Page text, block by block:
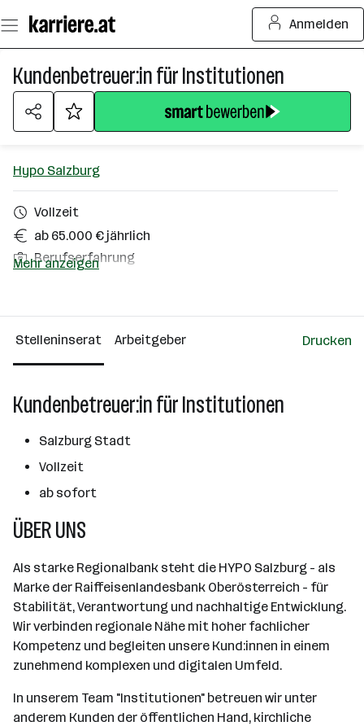
Seiteninhalt
springen
Anmelden
Kundenbetreuer:in für Institutionen
Hypo Salzburg
Vollzeit
ab 65.000 € jährlich
Berufserfahrung
Salzburg
Mehr anzeigen
Stelleninserat Arbeitgeber Drucken
Kundenbetreuer:in für Institutionen
Salzburg Stadt
Vollzeit
ab sofort
ÜBER UNS
Als starke Regionalbank steht die HYPO Salzburg - als
Marke der Raiffeisenlandesbank Oberösterreich - für
Stabilität, Verantwortung und nachhaltige Entwicklung.
Wir verbinden regionale Nähe mit hoher fachlicher
Kompetenz und begleiten unsere Kund:innen in einem
zunehmend komplexen und digitalen Umfeld.
In unserem Team "Institutionen" betreuen wir unter
anderem Kunden der öffentlichen Hand, kirchliche